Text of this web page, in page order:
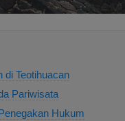
di Teotihuacan
Pariwisata
Hukum